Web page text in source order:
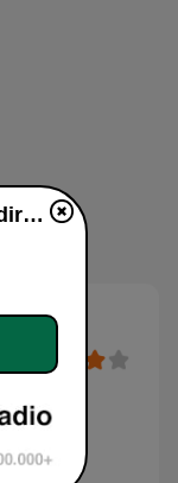
Urbana Play 104.3 FM diretta